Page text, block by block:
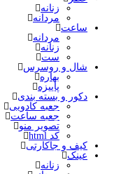
زنانه
مردانه
ساعت
مردانه
زنانه
ست
شال و روسرس
بهاره
پاییزه
دکور و بسته بندی
جعبه کادویی
جعبه ساعت
تصویر منو
کد html
کیف و جاکارتی
عینک
زنانه